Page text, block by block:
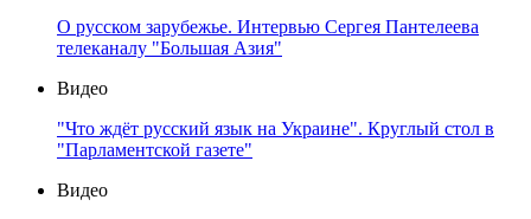
О русском зарубежье. Интервью Сергея Пантелеева
телеканалу "Большая Азия"
Видео
"Что ждёт русский язык на Украине". Круглый стол в
"Парламентской газете"
Видео